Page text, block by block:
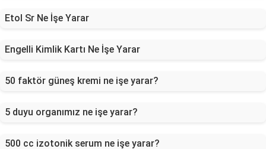
Etol Sr Ne İşe Yarar
Engelli Kimlik Kartı Ne İşe Yarar
50 faktör güneş kremi ne işe yarar?
5 duyu organımız ne işe yarar?
500 cc izotonik serum ne işe yarar?